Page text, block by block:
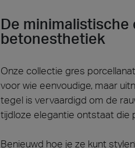
De
betonesthetiek
Onze collectie gres
voor wie eenvoudige, maar
tegel is vervaardigd om de
tijdloze elegantie ontstaat die
Benieuwd hoe je ze kunt